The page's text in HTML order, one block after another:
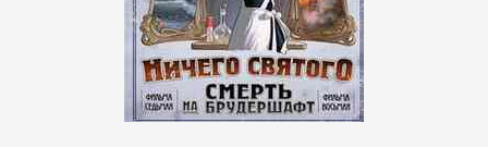
образовательная
литература
Социология